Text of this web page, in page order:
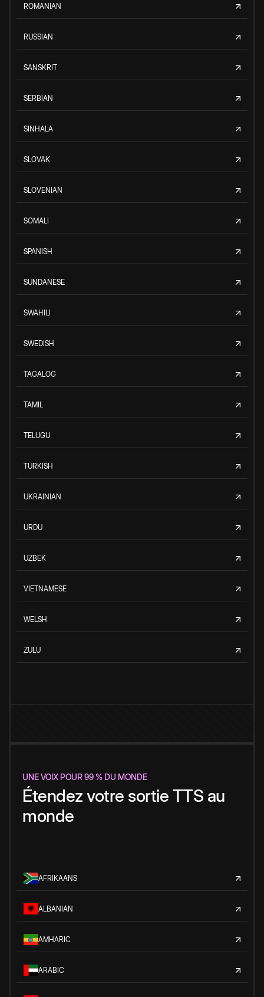
ROMANIAN
RUSSIAN
SANSKRIT
SERBIAN
SINHALA
SLOVAK
SLOVENIAN
SOMALI
SPANISH
SUNDANESE
SWAHILI
SWEDISH
TAGALOG
TAMIL
TELUGU
TURKISH
UKRAINIAN
URDU
UZBEK
VIETNAMESE
WELSH
ZULU
UNE VOIX POUR 99 % DU MONDE
Étendez votre sortie TTS au
monde
AFRIKAANS
ALBANIAN
AMHARIC
ARABIC